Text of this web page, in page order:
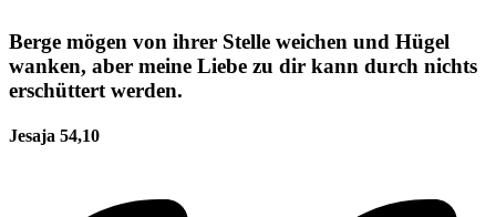
Berge mögen von ihrer Stelle weichen und Hügel
wanken, aber meine Liebe zu dir kann durch nichts
erschüttert werden.
Jesaja 54,10